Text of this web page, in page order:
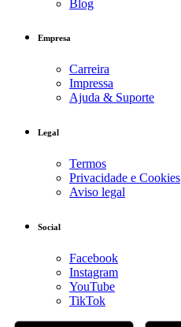
Blog
Empresa
Carreira
Impressa
Ajuda & Suporte
Legal
Termos
Privacidade e Cookies
Aviso legal
Social
Facebook
Instagram
YouTube
TikTok